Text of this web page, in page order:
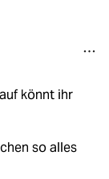
könnt ihr
so alles